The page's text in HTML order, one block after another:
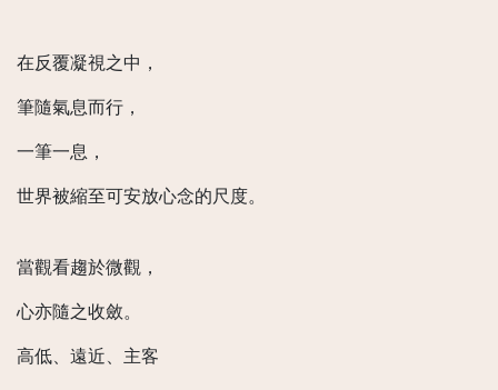
在反覆凝視之中，
筆隨氣息而行，
一筆一息，
世界被縮至可安放心念的尺度。
當觀看趨於微觀，
心亦隨之收斂。
高低、遠近、主客